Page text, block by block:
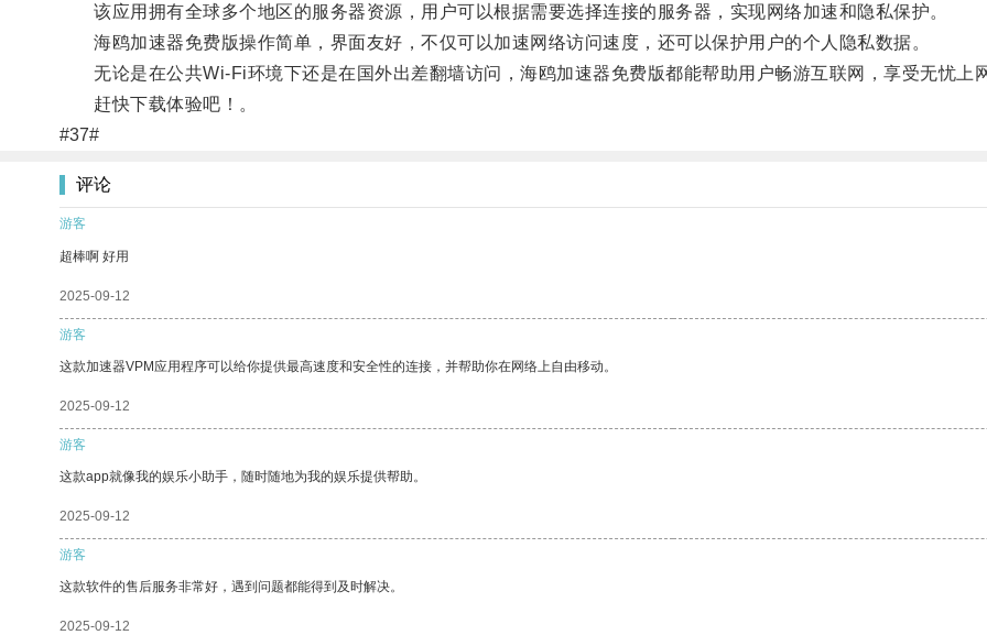
该应用拥有全球多个地区的服务器资源，用户可以根据需要选择连接的服务器，实现网络加速和隐私保护。
海鸥加速器免费版操作简单，界面友好，不仅可以加速网络访问速度，还可以保护用户的个人隐私数据。
无论是在公共Wi-Fi环境下还是在国外出差翻墙访问，海鸥加速器免费版都能帮助用户畅游互联网，享受无忧上网
赶快下载体验吧！。
#37#
评论
游客
超棒啊 好用
2025-09-12
游客
这款加速器VPM应用程序可以给你提供最高速度和安全性的连接，并帮助你在网络上自由移动。
2025-09-12
游客
这款app就像我的娱乐小助手，随时随地为我的娱乐提供帮助。
2025-09-12
游客
这款软件的售后服务非常好，遇到问题都能得到及时解决。
2025-09-12